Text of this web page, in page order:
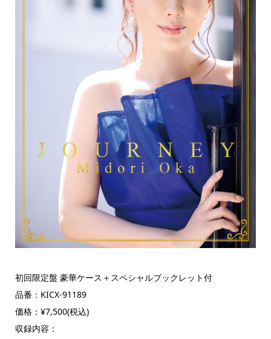
初回限定盤 豪華ケース＋スペシャルブックレット付
品番：KICX-91189
価格：¥7,500(税込)
収録内容：